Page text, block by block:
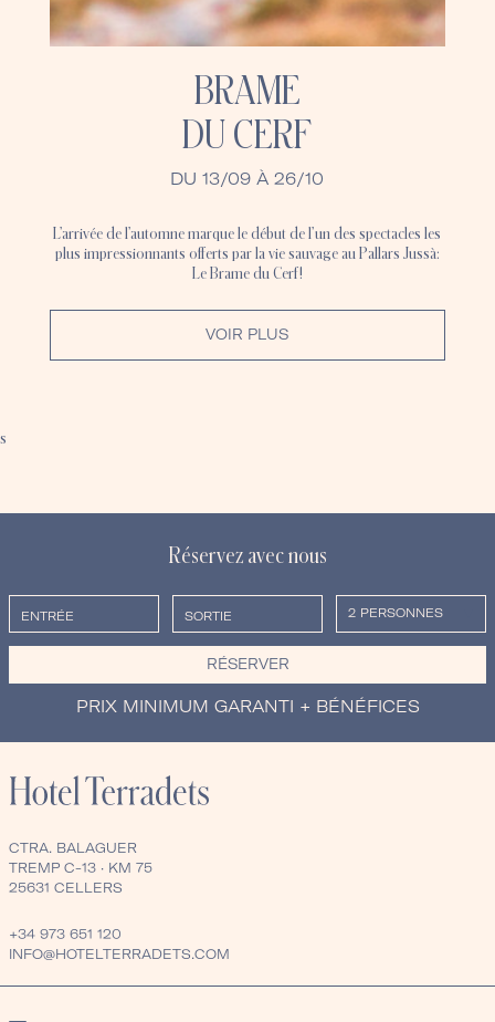
BRAME
DU CERF
DU 13/09 À 26/10
L’arrivée de l’automne marque le début de l’un des spectacles les
plus impressionnants offerts par la vie sauvage au Pallars Jussà:
Le Brame du Cerf!
VOIR PLUS
s
Réservez avec nous
RÉSERVER
PRIX MINIMUM GARANTI + BÉNÉFICES
CTRA. BALAGUER
TREMP C-13 · KM 75
25631 CELLERS
+34 973 651 120
INFO@HOTELTERRADETS.COM